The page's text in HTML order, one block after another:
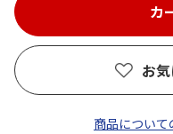
お
商品につい